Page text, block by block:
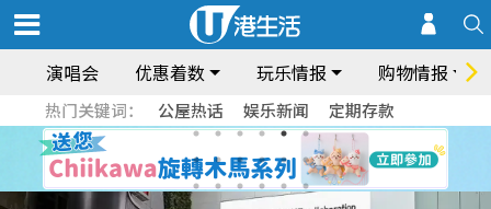
演唱会 优惠着数 玩乐情报 购物情报
热门关键词： 公屋热话 娱乐新闻 定期存款